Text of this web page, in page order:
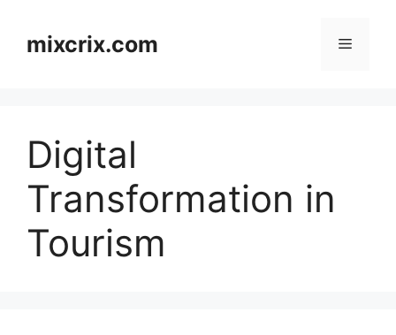
contentmixcrix.com Menu
Digital
Transformation in
Tourism